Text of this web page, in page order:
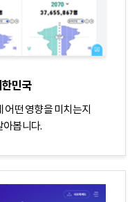
민국
어떤 영향을 미치는지
아봅니다.